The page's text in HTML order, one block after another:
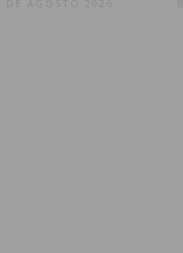
8 DE AGOSTO 2026